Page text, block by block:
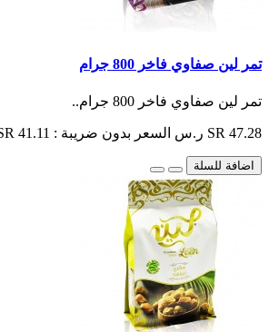
تمر لين صفاوي فاخر 800 جرام
تمر لين صفاوي فاخر 800 جرام..
SR 47.28 ر.س السعر بدون ضريبة : SR 41.11 ر.س
اضافة للسلة